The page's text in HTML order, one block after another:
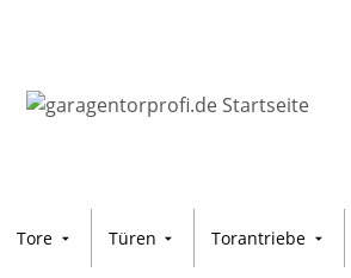
Tore Türen Torantriebe